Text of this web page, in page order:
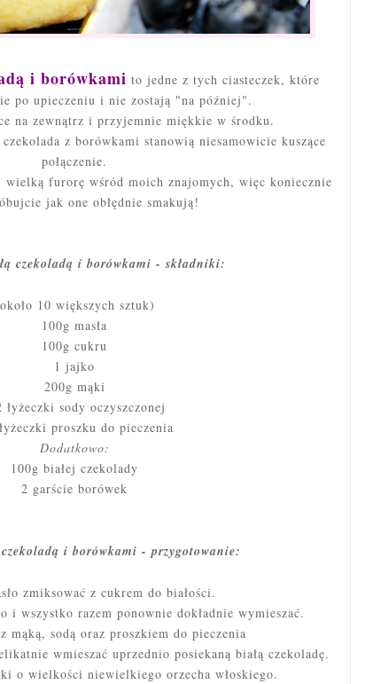
i borówkami to jedne z tych ciasteczek, które
po upieczeniu i nie zostają "na później".
na zewnątrz i przyjemnie miękkie w środku.
z borówkami stanowią niesamowicie kuszące
połączenie.
wielką furorę wśród moich znajomych, więc koniecznie
jak one obłędnie smakują!
czekoladą i borówkami - składniki:
10 większych sztuk)
100g masła
100g cukru
1 jajko
200g mąki
łyżeczki sody oczyszczonej
proszku do pieczenia
Dodatkowo:
100g białej czekolady
2 garście borówek
i borówkami - przygotowanie:
zmiksować z cukrem do białości.
i wszystko razem ponownie dokładnie wymieszać.
z mąką, sodą oraz proszkiem do pieczenia
wmieszać uprzednio posiekaną białą czekoladę.
o wielkości niewielkiego orzecha włoskiego.